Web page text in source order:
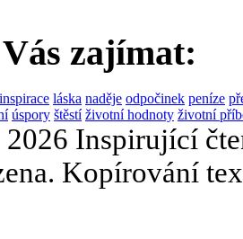
zajímat:
inspirace láska naděje odpočinek peníze
úspory štěstí životní hodnoty životní
Inspirující
Kopírování